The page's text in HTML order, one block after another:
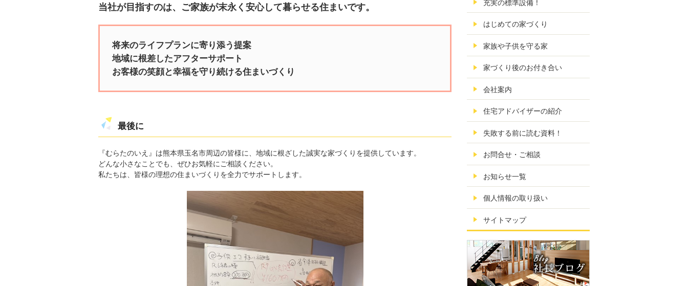
当社が目指すのは、ご家族が末永く安心して暮らせる住まいです。
将来のライフプランに寄り添う提案
地域に根差したアフターサポート
お客様の笑顔と幸福を守り続ける住まいづくり
最後に
『むらたのいえ』は熊本県玉名市周辺の皆様に、地域に根ざした誠実な家づくりを提供しています。
どんな小さなことでも、ぜひお気軽にご相談ください。
私たちは、皆様の理想の住まいづくりを全力でサポートします。
充実の標準設備！
はじめての家づくり
家族や子供を守る家
家づくり後のお付き合い
会社案内
住宅アドバイザーの紹介
失敗する前に読む資料！
お問合せ・ご相談
お知らせ一覧
個人情報の取り扱い
サイトマップ